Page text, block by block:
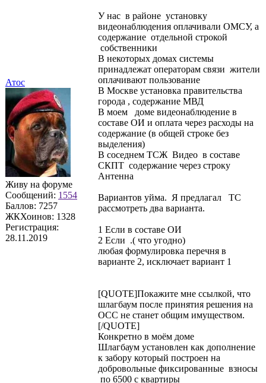
Атос
Живу на форуме
Сообщений: 1554
Баллов: 7257
ЖКХоинов: 1328
Регистрация:
28.11.2019
У нас в районе установку
видеонаблюдения оплачивали ОМСУ, а
содержание отдельной строкой
собственники
В некоторых домах системы
принадлежат операторам связи жители
оплачивают пользование
В Москве установка правительства
города , содержание МВД
В моем доме видеонаблюдение в
составе ОИ и оплата через расходы на
содержание (в общей строке без
выделения)
В соседнем ТСЖ Видео в составе
СКПТ содержание через строку
Антенна
Вариантов уйма. Я предлагал ТС
рассмотреть два варианта.
1 Если в составе ОИ
2 Если .( что угодно)
любая формулировка перечня в
варианте 2, исключает вариант 1
[QUOTE]Покажите мне ссылкой, что
шлагбаум после принятия решения на
ОСС не станет общим имуществом.
[/QUOTE]
Конкретно в моём доме
Шлагбаум установлен как дополнение
к забору который построен на
добровольные фиксированные взносы
по 6500 с квартиры